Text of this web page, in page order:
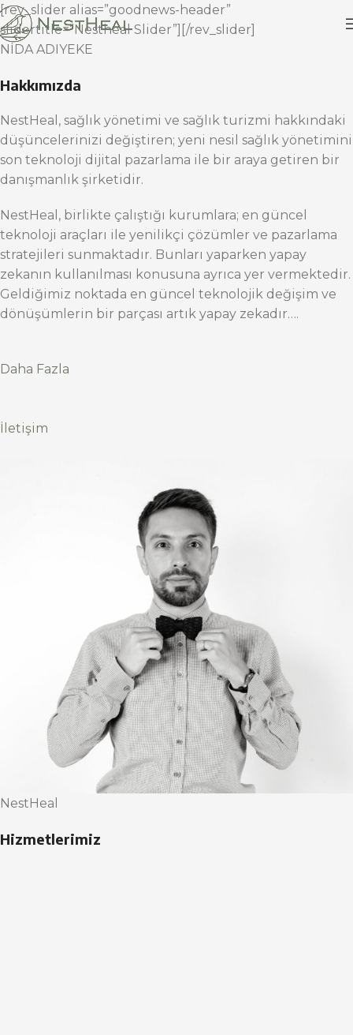
[rev_slider alias=”goodnews-header”
slidertitle=”Nestheal Slider”][/rev_slider]
NİDA ADIYEKE
Hakkımızda
NestHeal, sağlık yönetimi ve sağlık turizmi hakkındaki
düşüncelerinizi değiştiren; yeni nesil sağlık yönetimini
son teknoloji dijital pazarlama ile bir araya getiren bir
danışmanlık şirketidir.
NestHeal, birlikte çalıştığı kurumlara; en güncel
teknoloji araçları ile yenilikçi çözümler ve pazarlama
stratejileri sunmaktadır. Bunları yaparken yapay
zekanın kullanılması konusuna ayrıca yer vermektedir.
Geldiğimiz noktada en güncel teknolojik değişim ve
dönüşümlerin bir parçası artık yapay zekadır….
Daha Fazla
İletişim
NestHeal
Hizmetlerimiz